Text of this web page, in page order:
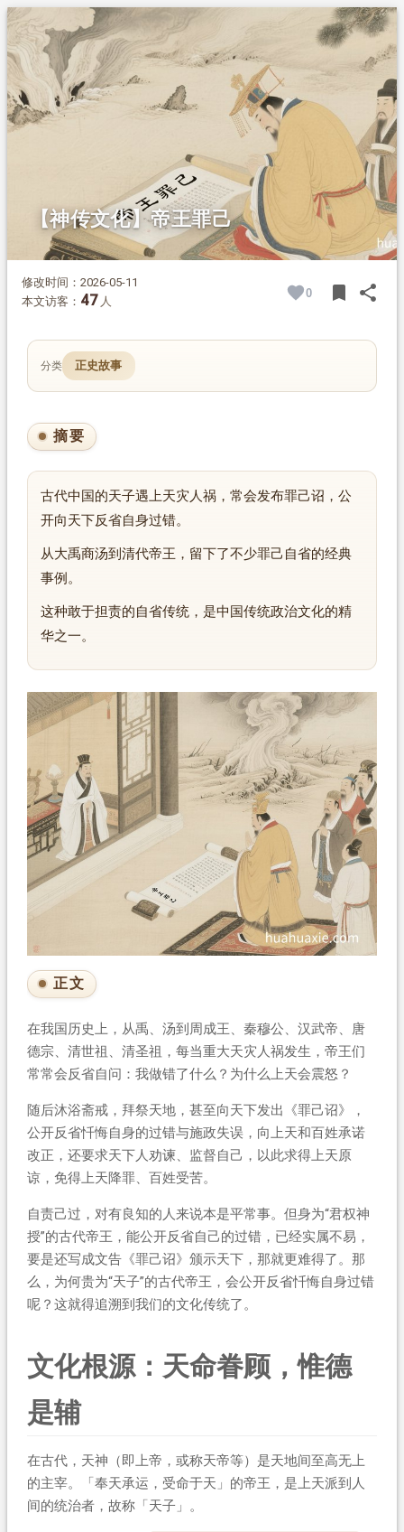
1. 摘要
正文
2.1. 文化根源：天命眷顾，惟德是辅
2.2.历代帝王罪己实例
2.2.1.
汉武帝《轮台罪己诏》
顺治帝遗诏罪己
传统政治文化的精华
【神传文化】帝王罪己
修改时间：2026-05-11
本文访客： 47 人
0 bookmark share
分类 正史故事
摘要
古代中国的天子遇上天灾人祸，常会发布罪己诏，公
开向天下反省自身过错。
从大禹商汤到清代帝王，留下了不少罪己自省的经典
事例。
这种敢于担责的自省传统，是中国传统政治文化的精
华之一。
正文
在我国历史上，从禹、汤到周成王、秦穆公、汉武帝、唐
德宗、清世祖、清圣祖，每当重大天灾人祸发生，帝王们
常常会反省自问：我做错了什么？为什么上天会震怒？
随后沐浴斋戒，拜祭天地，甚至向天下发出《罪己诏》，
公开反省忏悔自身的过错与施政失误，向上天和百姓承诺
改正，还要求天下人劝谏、监督自己，以此求得上天原
谅，免得上天降罪、百姓受苦。
自责己过，对有良知的人来说本是平常事。但身为“君权神
授”的古代帝王，能公开反省自己的过错，已经实属不易，
要是还写成文告《罪己诏》颁示天下，那就更难得了。那
么，为何贵为“天子”的古代帝王，会公开反省忏悔自身过错
呢？这就得追溯到我们的文化传统了。
文化根源：天命眷顾，惟德
是辅
在古代，天神（即上帝，或称天帝等）是天地间至高无上
的主宰。「奉天承运，受命于天」的帝王，是上天派到人
间的统治者，故称「天子」。